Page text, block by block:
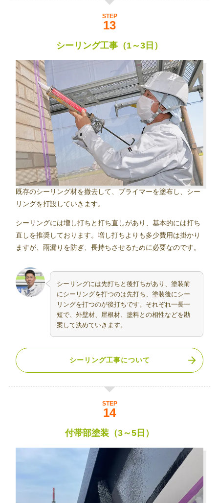
STEP
シーリング工事（1～3日）
既存のシーリング材を撤去して、プライマーを塗布し、シー
リングを打設していきます。
シーリングには増し打ちと打ち直しがあり、基本的には打ち
直しを推奨しております。増し打ちよりも多少費用は掛かり
ますが、雨漏りを防ぎ、長持ちさせるために必要なのです。
シーリングには先打ちと後打ちがあり、塗装前
にシーリングを打つのは先打ち、塗装後にシー
リングを打つのが後打ちです。それぞれ一長一
短で、外壁材、屋根材、塗料との相性などを勘
案して決めていきます。
シーリング工事について
STEP
付帯部塗装（3～5日）